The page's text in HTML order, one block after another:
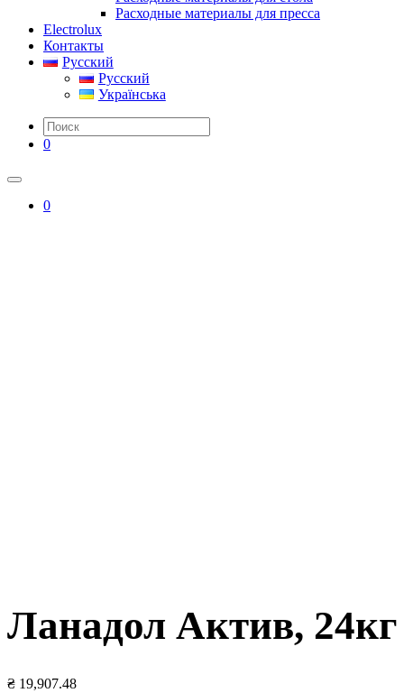
Расходные материалы для пресса
Electrolux
Контакты
Русский
Русский
Українська
0
0
Ланадол Актив, 24кг
₴ 19,907.48